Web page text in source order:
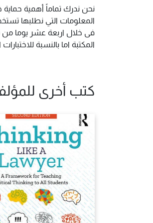
نحن ندرك تماماً أهمية
المعلومات التي نطلبها
فى خلال اربعة عشر يوما من
المكتبة اما بالنسبة
كتب أخرى